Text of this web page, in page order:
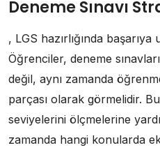
Deneme Sınavı
, LGS hazırlığında başarıya
Öğrenciler, deneme
değil, aynı zamanda
parçası olarak görmelidir.
seviyelerini ölçmelerine
zamanda hangi konularda